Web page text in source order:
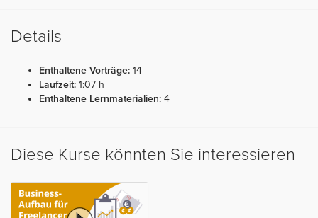
Details
Enthaltene Vorträge: 14
Laufzeit: 1:07 h
Enthaltene Lernmaterialien: 4
Diese Kurse könnten Sie interessieren